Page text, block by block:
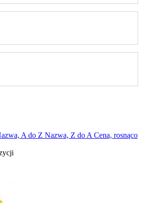
A do Z Nazwa, Z do A Cena, rosnąco